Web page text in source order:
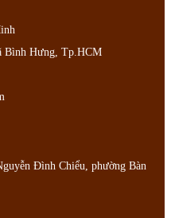
Bình Hưng, Tp.HCM
Đình Chiểu, phường Bàn